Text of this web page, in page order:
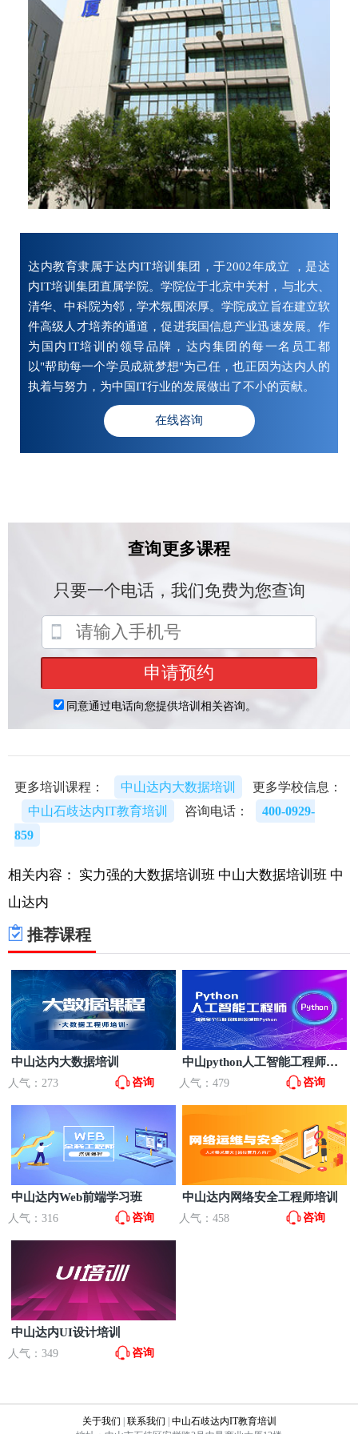
达内教育隶属于达内IT培训集团，于2002年成立 ，是达
内IT培训集团直属学院。学院位于北京中关村，与北大、
清华、中科院为邻，学术氛围浓厚。学院成立旨在建立软
件高级人才培养的通道，促进我国信息产业迅速发展。作
为国内IT培训的领导品牌，达内集团的每一名员工都
以"帮助每一个学员成就梦想"为己任，也正因为达内人的
执着与努力，为中国IT行业的发展做出了不小的贡献。
更多培训课程： 中山达内大数据培训
更多学校信息：
中山石歧达内IT教育培训
咨询电话：
400-0929-
859
相关内容： 实力强的大数据培训班 中山大数据培训班 中
山达内
推荐课程
中山达内大数据培训
人气：273 咨询
中山python人工智能工程师培
训
人气：479 咨询
中山达内Web前端学习班
人气：316 咨询
中山达内网络安全工程师培训
人气：458 咨询
中山达内UI设计培训
人气：349 咨询
关于我们 | 联系我们 | 中山石歧达内IT教育培训